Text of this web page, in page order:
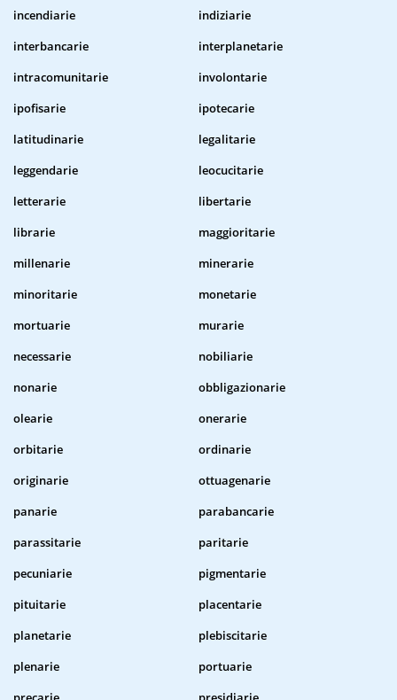
incendiarie
indiziarie
interbancarie
interplanetarie
intracomunitarie
involontarie
ipofisarie
ipotecarie
latitudinarie
legalitarie
leggendarie
leocucitarie
letterarie
libertarie
librarie
maggioritarie
millenarie
minerarie
minoritarie
monetarie
mortuarie
murarie
necessarie
nobiliarie
nonarie
obbligazionarie
olearie
onerarie
orbitarie
ordinarie
originarie
ottuagenarie
panarie
parabancarie
parassitarie
paritarie
pecuniarie
pigmentarie
pituitarie
placentarie
planetarie
plebiscitarie
plenarie
portuarie